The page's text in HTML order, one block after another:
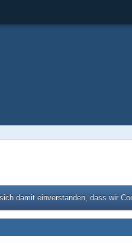
damit einverstanden, dass wir